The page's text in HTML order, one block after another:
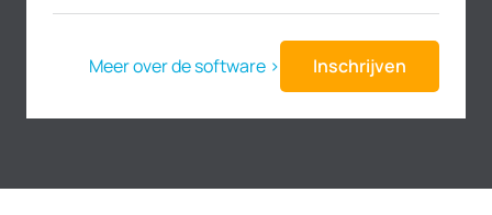
Meer over de software > Inschrijven